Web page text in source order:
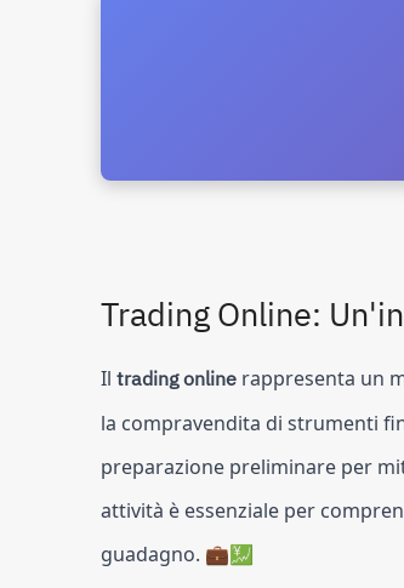
Trading Online:
Il trading online rappresenta un
la compravendita di strumenti
preparazione preliminare per
attività è essenziale per
guadagno. 💼💹